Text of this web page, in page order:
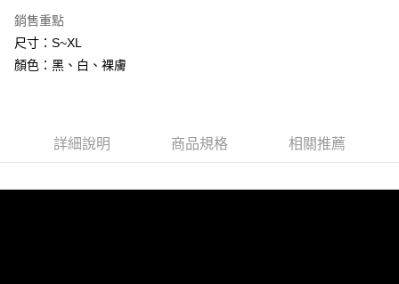
銷售重點
尺寸：S~XL
顏色：黑、白、裸膚
詳細說明 商品規格 相關推薦